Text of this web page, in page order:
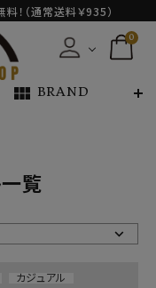
（通常送料￥935）
0
view_module BRAND
覧
カジュアル